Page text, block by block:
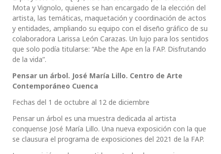
Mota y Vignolo, quienes se han encargado de la elección del
artista, las temáticas, maquetación y coordinación de actos
y entidades, ampliando su equipo con el diseño gráfico de su
colaboradora Larissa León Carazas. Un lujo para los sentidos
que solo podía titularse: “Abe the Ape en la FAP. Disfrutando
de la vida”.
Pensar un árbol. José María Lillo. Centro de Arte
Contemporáneo Cuenca
Fechas del 1 de octubre al 12 de diciembre
Pensar un árbol es una muestra dedicada al artista
conquense José María Lillo. Una nueva exposición con la que
se clausura el programa de exposiciones del 2021 de la FAP.